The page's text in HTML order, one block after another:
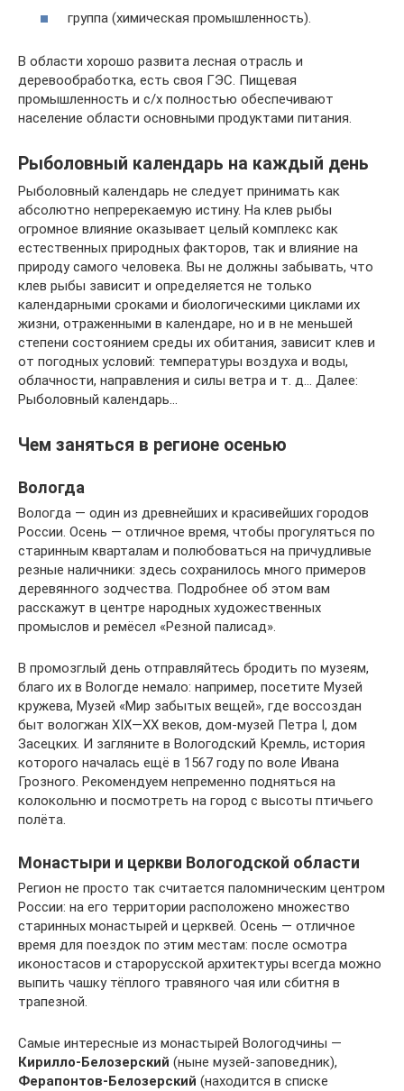
группа (химическая промышленность).
В области хорошо развита лесная отрасль и
деревообработка, есть своя ГЭС. Пищевая
промышленность и с/х полностью обеспечивают
население области основными продуктами питания.
Рыболовный календарь на каждый день
Рыболовный календарь не следует принимать как
абсолютно непререкаемую истину. На клев рыбы
огромное влияние оказывает целый комплекс как
естественных природных факторов, так и влияние на
природу самого человека. Вы не должны забывать, что
клев рыбы зависит и определяется не только
календарными сроками и биологическими циклами их
жизни, отраженными в календаре, но и в не меньшей
степени состоянием среды их обитания, зависит клев и
от погодных условий: температуры воздуха и воды,
облачности, направления и силы ветра и т. д… Далее:
Рыболовный календарь…
Чем заняться в регионе осенью
Вологда
Вологда — один из древнейших и красивейших городов
России. Осень — отличное время, чтобы прогуляться по
старинным кварталам и полюбоваться на причудливые
резные наличники: здесь сохранилось много примеров
деревянного зодчества. Подробнее об этом вам
расскажут в центре народных художественных
промыслов и ремёсел «Резной палисад».
В промозглый день отправляйтесь бродить по музеям,
благо их в Вологде немало: например, посетите Музей
кружева, Музей «Мир забытых вещей», где воссоздан
быт вологжан XIX—XX веков, дом-музей Петра I, дом
Засецких. И загляните в Вологодский Кремль, история
которого началась ещё в 1567 году по воле Ивана
Грозного. Рекомендуем непременно подняться на
колокольню и посмотреть на город с высоты птичьего
полёта.
Монастыри и церкви Вологодской области
Регион не просто так считается паломническим центром
России: на его территории расположено множество
старинных монастырей и церквей. Осень — отличное
время для поездок по этим местам: после осмотра
иконостасов и старорусской архитектуры всегда можно
выпить чашку тёплого травяного чая или сбитня в
трапезной.
Самые интересные из монастырей Вологодчины —
Кирилло-Белозерский (ныне музей-заповедник),
Ферапонтов-Белозерский (находится в списке